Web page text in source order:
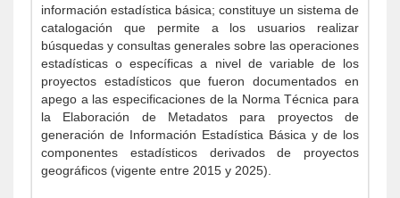
información estadística básica; constituye un sistema de
catalogación que permite a los usuarios realizar
búsquedas y consultas generales sobre las operaciones
estadísticas o específicas a nivel de variable de los
proyectos estadísticos que fueron documentados en
apego a las especificaciones de la Norma Técnica para
la Elaboración de Metadatos para proyectos de
generación de Información Estadística Básica y de los
componentes estadísticos derivados de proyectos
geográficos (vigente entre 2015 y 2025).